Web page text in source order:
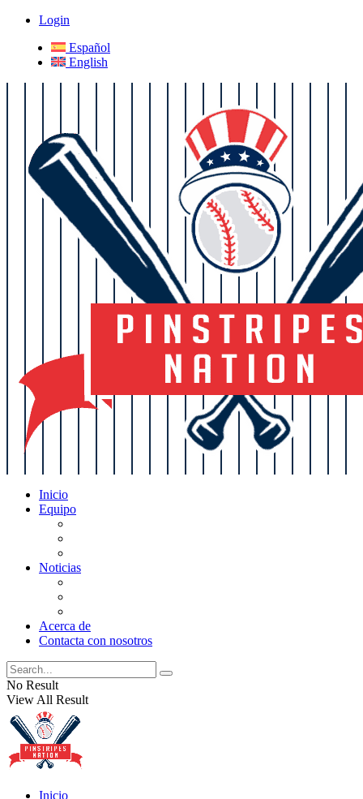
Login
Español
English
Inicio
Equipo
Noticias
Acerca de
Contacta con nosotros
No Result
View All Result
Inicio